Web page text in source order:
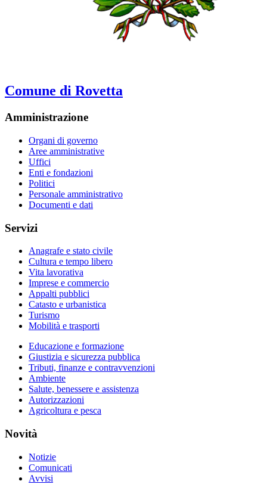
Comune di Rovetta
Amministrazione
Organi di governo
Aree amministrative
Uffici
Enti e fondazioni
Politici
Personale amministrativo
Documenti e dati
Servizi
Anagrafe e stato civile
Cultura e tempo libero
Vita lavorativa
Imprese e commercio
Appalti pubblici
Catasto e urbanistica
Turismo
Mobilità e trasporti
Educazione e formazione
Giustizia e sicurezza pubblica
Tributi, finanze e contravvenzioni
Ambiente
Salute, benessere e assistenza
Autorizzazioni
Agricoltura e pesca
Novità
Notizie
Comunicati
Avvisi